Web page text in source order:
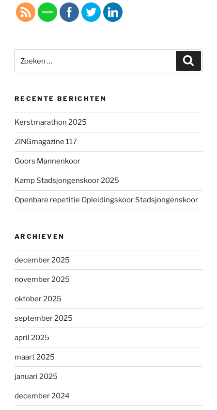
naar:
RECENTE BERICHTEN
Kerstmarathon 2025
ZINGmagazine 117
Goors Mannenkoor
Kamp Stadsjongenskoor 2025
Openbare repetitie Opleidingskoor Stadsjongenskoor
ARCHIEVEN
december 2025
november 2025
oktober 2025
september 2025
april 2025
maart 2025
januari 2025
december 2024